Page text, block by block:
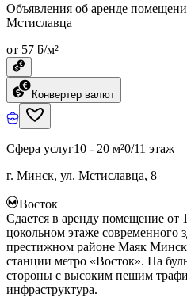
Объявления об аренде
Мстиславца
от 57 ƃ/м²
Конвертер валют
Сфера услуг10 - 20 м²0/11 этаж
г. Минск, ул. Мстиславца, 8
Восток
Сдается в аренду помещение от
цокольном этаже современного
престижном районе Маяк
станции метро «Восток». На
стороны с высоким пешим
инфраструктура.